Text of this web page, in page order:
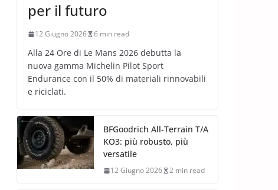
per il futuro
12 Giugno 2026 6 min read
Alla 24 Ore di Le Mans 2026 debutta la
nuova gamma Michelin Pilot Sport
Endurance con il 50% di materiali rinnovabili
e riciclati.
BFGoodrich All-Terrain T/A
KO3: più robusto, più
versatile
12 Giugno 2026 2 min read